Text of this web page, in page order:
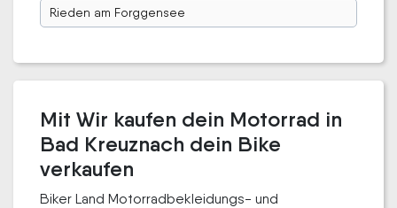
Rieden am Forggensee
Mit Wir kaufen dein Motorrad in
Bad Kreuznach dein Bike
verkaufen
Biker Land Motorradbekleidungs- und